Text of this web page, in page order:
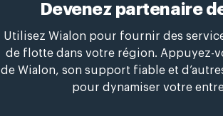
Devenez partenaire
Utilisez Wialon pour fournir des
de flotte dans votre région. Appuyez-
de Wialon, son support fiable et
pour dynamiser votre